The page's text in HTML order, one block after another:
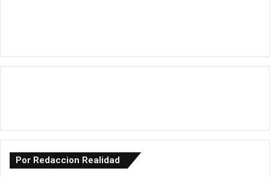
Por Redaccion Realidad